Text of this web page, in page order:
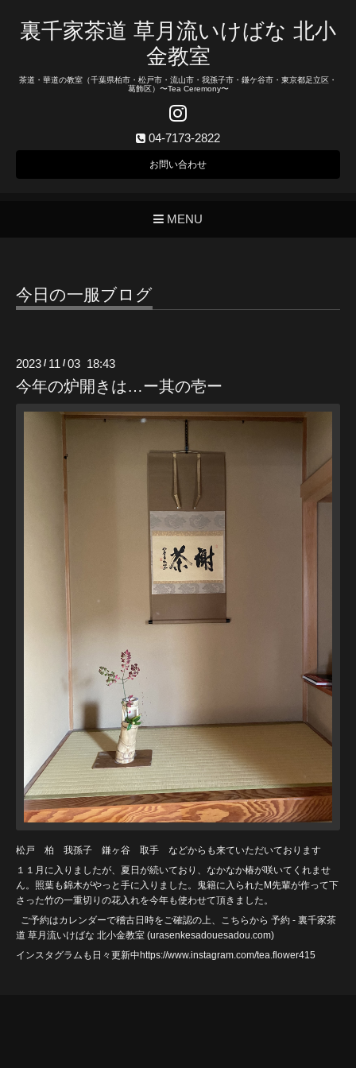
裏千家茶道 草月流いけばな 北小
金教室
茶道・華道の教室（千葉県柏市・松戸市・流山市・我孫子市・鎌ケ谷市・東京都足立区・
葛飾区）〜Tea Ceremony〜
04-7173-2822
お問い合わせ
MENU
今日の一服ブログ
2023 / 11 /03 18:43
今年の炉開きは…ー其の壱ー
松戸 柏 我孫子 鎌ヶ谷 取手 などからも来ていただいております
１１月に入りましたが、夏日が続いており、なかなか椿が咲いてくれませ
ん。照葉も錦木がやっと手に入りました。鬼籍に入られたM先輩が作って下
さった竹の一重切りの花入れを今年も使わせて頂きました。
ご予約はカレンダーで稽古日時をご確認の上、こちらから 予約 - 裏千家茶
道 草月流いけばな 北小金教室 (urasenkesadouesadou.com)
インスタグラムも日々更新中https://www.instagram.com/tea.flower415